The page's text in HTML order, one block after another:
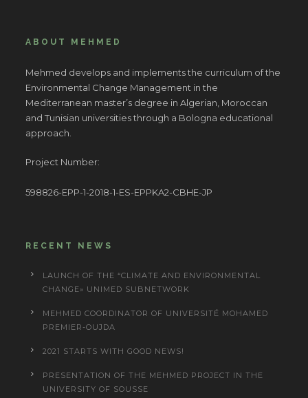
ABOUT MEHMED
Mehmed develops and implements the curriculum of the
Environmental Change Management in the
Mediterranean master’s degree in Algerian, Moroccan
and Tunisian universities through a Bologna educational
approach.
Project Number:
598826-EPP-1-2018-1-ES-EPPKA2-CBHE-JP
RECENT NEWS
LAUNCH OF THE “CLIMATE AND ENVIRONMENTAL
CHANGE» UNIMED SUBNETWORK
MEHMED COORDINATOR OF UNIVERSITÉ MOHAMED
PREMIER-OUJDA
2021 STARTS WITH GOOD NEWS!
PRESENTATION OF THE MEHMED PROJECT IN THE
UNIVERSITY OF SOUSSE